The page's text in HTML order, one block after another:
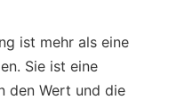
ist mehr als eine
Sie ist eine
den Wert und die